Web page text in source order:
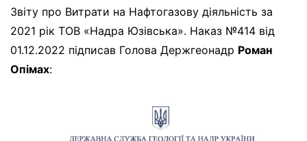
Звіту про Витрати на Нафтогазову діяльність за
2021 рік ТОВ «Надра Юзівська». Наказ №414 від
01.12.2022 підписав Голова Держгеонадр Роман
Опімах: